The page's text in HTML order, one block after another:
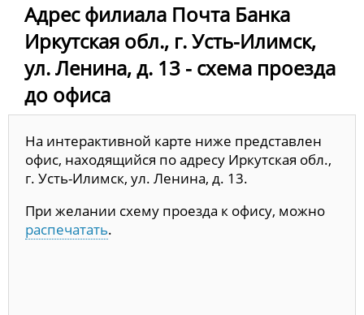
Адрес филиала Почта Банка
Иркутская обл., г. Усть-Илимск,
ул. Ленина, д. 13 - схема проезда
до офиса
На интерактивной карте ниже представлен
офис, находящийся по адресу Иркутская обл.,
г. Усть-Илимск, ул. Ленина, д. 13.
При желании схему проезда к офису, можно
распечатать.